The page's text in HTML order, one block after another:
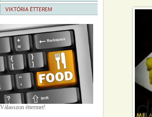
VIKTÓRIA ÉTTEREM
Válasszon éttermet!